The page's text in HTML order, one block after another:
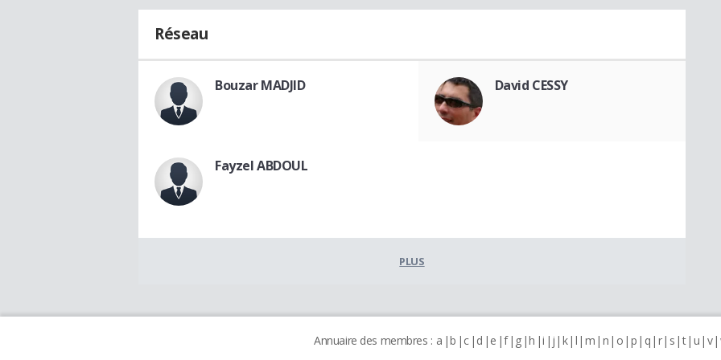
Réseau
Bouzar MADJID David CESSY
Fayzel ABDOUL
PLUS
Annuaire des membres : a b c d e f g h i j k l m n o p q r s t u v